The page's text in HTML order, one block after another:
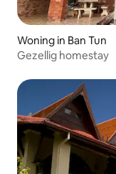
Woning in Ban Tun
Gezellig homestay